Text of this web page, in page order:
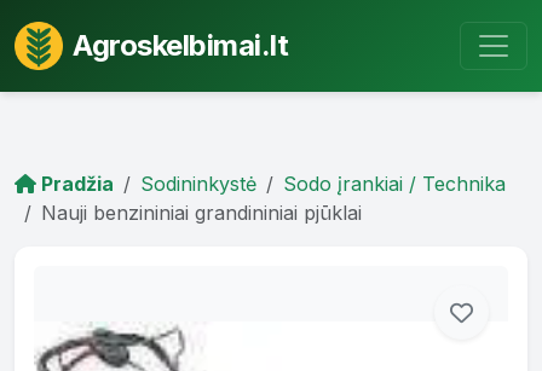
Agroskelbimai.lt
Pradžia Sodininkystė
Sodo įrankiai / Technika
Nauji benzininiai grandininiai pjūklai